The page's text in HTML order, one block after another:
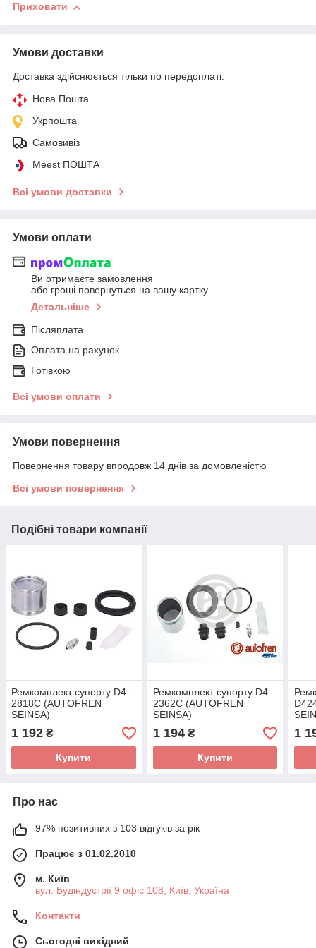
Приховати
Умови доставки
Доставка здійснюється тільки по передоплаті.
Нова Пошта
Укрпошта
Самовивіз
Meest ПОШТА
Всі умови доставки
Умови оплати
Ви отримаєте замовлення
або гроші повернуться на вашу картку
Детальніше
Післяплата
Оплата на рахунок
Готівкою
Всі умови оплати
Умови повернення
Повернення товару впродовж 14 днів за домовленістю
Всі умови повернення
Подібні товари компанії
Ремкомплект супорту D4-
2818C (AUTOFREN
SEINSA)
1 192 ₴
Купити
Ремкомплект супорту D4
2362C (AUTOFREN
SEINSA)
1 194₴
Купити
1
Про нас
97% позитивних з 103 відгуків за рік
Працює з 01.02.2010
м. Київ
вул. Будіндустрії 9 офіс 108, Київ, Україна
Контакти
Сьогодні вихідний